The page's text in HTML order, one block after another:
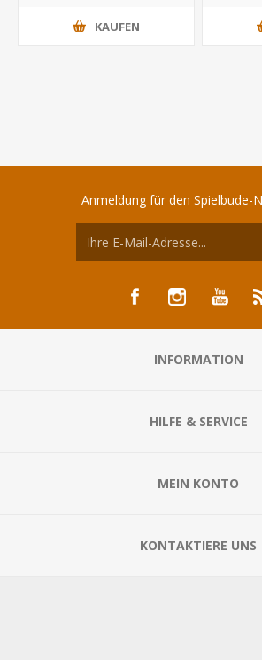
KAUFEN
Anmeldung für den Spielbude-
INFORMATION
HILFE & SERVICE
MEIN KONTO
KONTAKTIERE UNS